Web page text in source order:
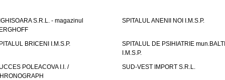
S.R.L. - magazinul
SPITALUL ANENII NOI I.M.S.P.
BRICENI I.M.S.P.
SPITALUL DE PSIHIATRIE mun.BALTI
I.M.S.P.
POLEACOVA I.I. /
SUD-VEST IMPORT S.R.L.